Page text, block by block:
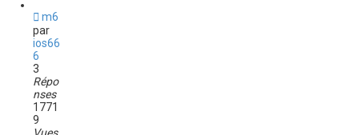
m6
par
ios66
6
3
Répo
nses
1771
9